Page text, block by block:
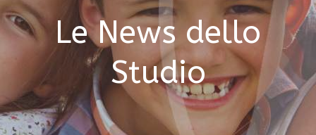
Le News dello
Studio